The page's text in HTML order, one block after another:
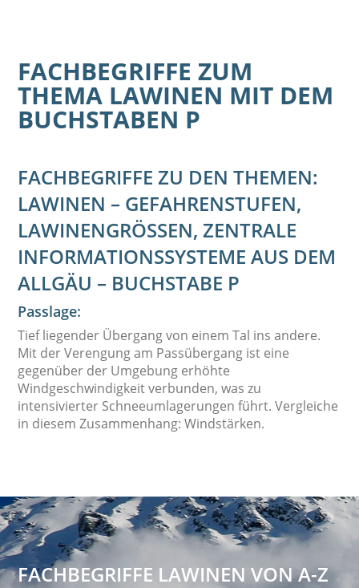
FACHBEGRIFFE ZUM
THEMA LAWINEN MIT DEM
BUCHSTABEN P
FACHBEGRIFFE ZU DEN THEMEN:
LAWINEN – GEFAHRENSTUFEN,
LAWINENGRÖSSEN, ZENTRALE I
NFORMATIONSSYSTEME AUS DEM A
LLGÄU – BUCHSTABE P
Passlage:
Tief liegender Übergang von einem Tal ins andere.
Mit der Verengung am Passübergang ist eine
gegenüber der Umgebung erhöhte
Windgeschwindigkeit verbunden, was zu
intensivierter Schneeumlagerungen führt. Vergleiche
in diesem Zusammenhang: Windstärken.
FACHBEGRIFFE LAWINEN VON A-Z